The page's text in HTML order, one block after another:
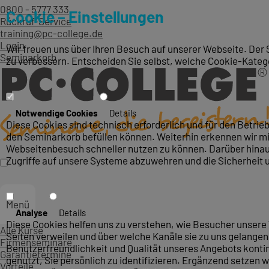
0800 - 5777 333
Rückruf-Service
training@pc-college.de
Login
Seminarkorb
Menü
Alle Kurse
Firmenseminare
Garantietermine
Vorteile
Cookie – Einstellungen
Wir freuen uns über Ihren Besuch auf unserer Webseite.
zu verbessern. Entscheiden Sie selbst, welche Cookie-
Notwendige Cookies Details
Diese Cookies sind technisch erforderlich und für den
den Seminarkorb befüllen können. Weiterhin erkennen wir
Webseitenbesuch schneller nutzen zu können. Darüber
Zugriffe auf unsere Systeme abzuwehren und die Sicherheit
Analyse Details
Diese Cookies helfen uns zu verstehen, wie Besucher
Seiten verweilen und über welche Kanäle sie zu uns
Benutzerfreundlichkeit und Qualität unseres Angebots
genutzt, Sie persönlich zu identifizieren. Ergänzend